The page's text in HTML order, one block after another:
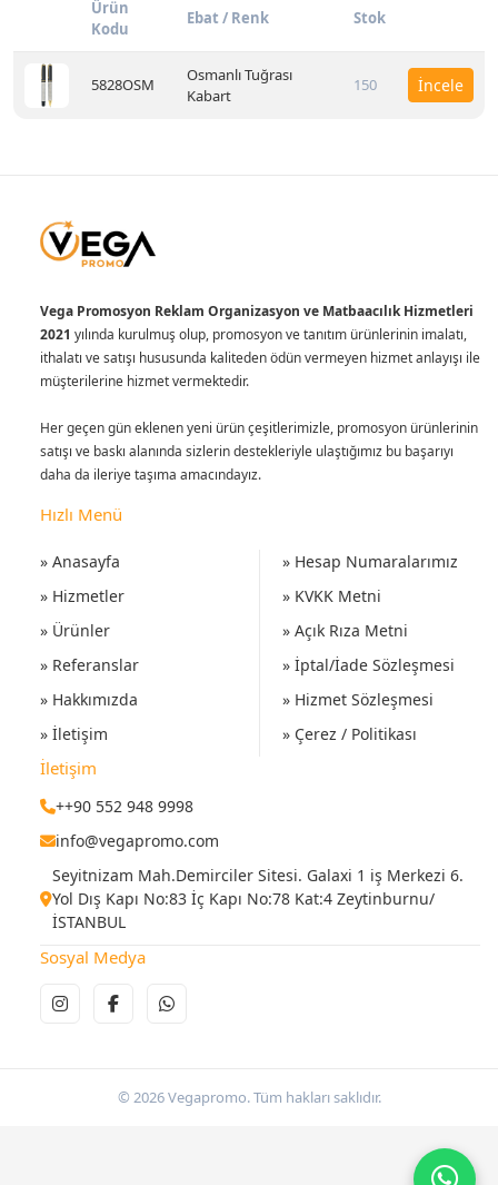
Ürün
Kodu
Ebat / Renk Stok
5828OSM
Osmanlı Tuğrası
Kabart
150 İncele
Vega Promosyon Reklam Organizasyon ve Matbaacılık Hizmetleri
2021 yılında kurulmuş olup, promosyon ve tanıtım ürünlerinin imalatı,
ithalatı ve satışı hususunda kaliteden ödün vermeyen hizmet anlayışı ile
müşterilerine hizmet vermektedir.
Her geçen gün eklenen yeni ürün çeşitlerimizle, promosyon ürünlerinin
satışı ve baskı alanında sizlerin destekleriyle ulaştığımız bu başarıyı
daha da ileriye taşıma amacındayız.
Hızlı Menü
» Anasayfa
» Hizmetler
» Ürünler
» Referanslar
» Hakkımızda
» İletişim
» Hesap Numaralarımız
» KVKK Metni
» Açık Rıza Metni
» İptal/İade Sözleşmesi
» Hizmet Sözleşmesi
» Çerez / Politikası
İletişim
++90 552 948 9998
info@vegapromo.com
Seyitnizam Mah.Demirciler Sitesi. Galaxi 1 iş Merkezi 6.
Yol Dış Kapı No:83 İç Kapı No:78 Kat:4 Zeytinburnu/
İSTANBUL
Sosyal Medya
© 2026 Vegapromo. Tüm hakları saklıdır.